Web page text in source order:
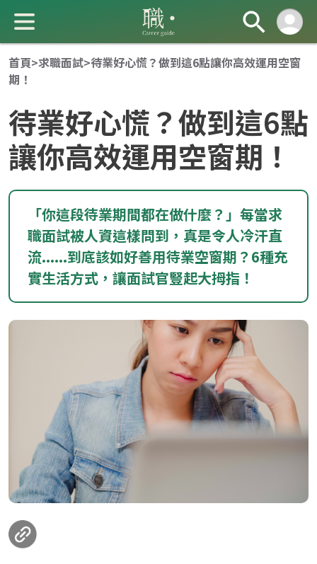
成 就 一 直 前 進 的 你
loanding...
首頁>求職面試>待業好心慌？做到這6點讓你高效運用空窗
期！
待業好心慌？做到這6點
讓你高效運用空窗期！
「你這段待業期間都在做什麼？」每當求
職面試被人資這樣問到，真是令人冷汗直
流......到底該如好善用待業空窗期？6種充
實生活方式，讓面試官豎起大拇指！